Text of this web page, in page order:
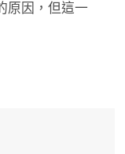
原因，但這一